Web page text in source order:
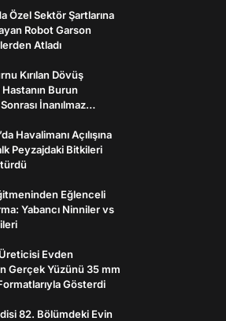
Özel Sektör Şartlarına
Robot Garson
Atladı
Kırılan Dövüş
Burun
İnanılmaz
Havalimanı Açılışına
Peyzajdaki Bitkileri
Eğlenceli
Yabancı Ninniler vs
Evden
Gerçek Yüzünü 35 mm
Gösterdi
82. Bölümdeki Evin